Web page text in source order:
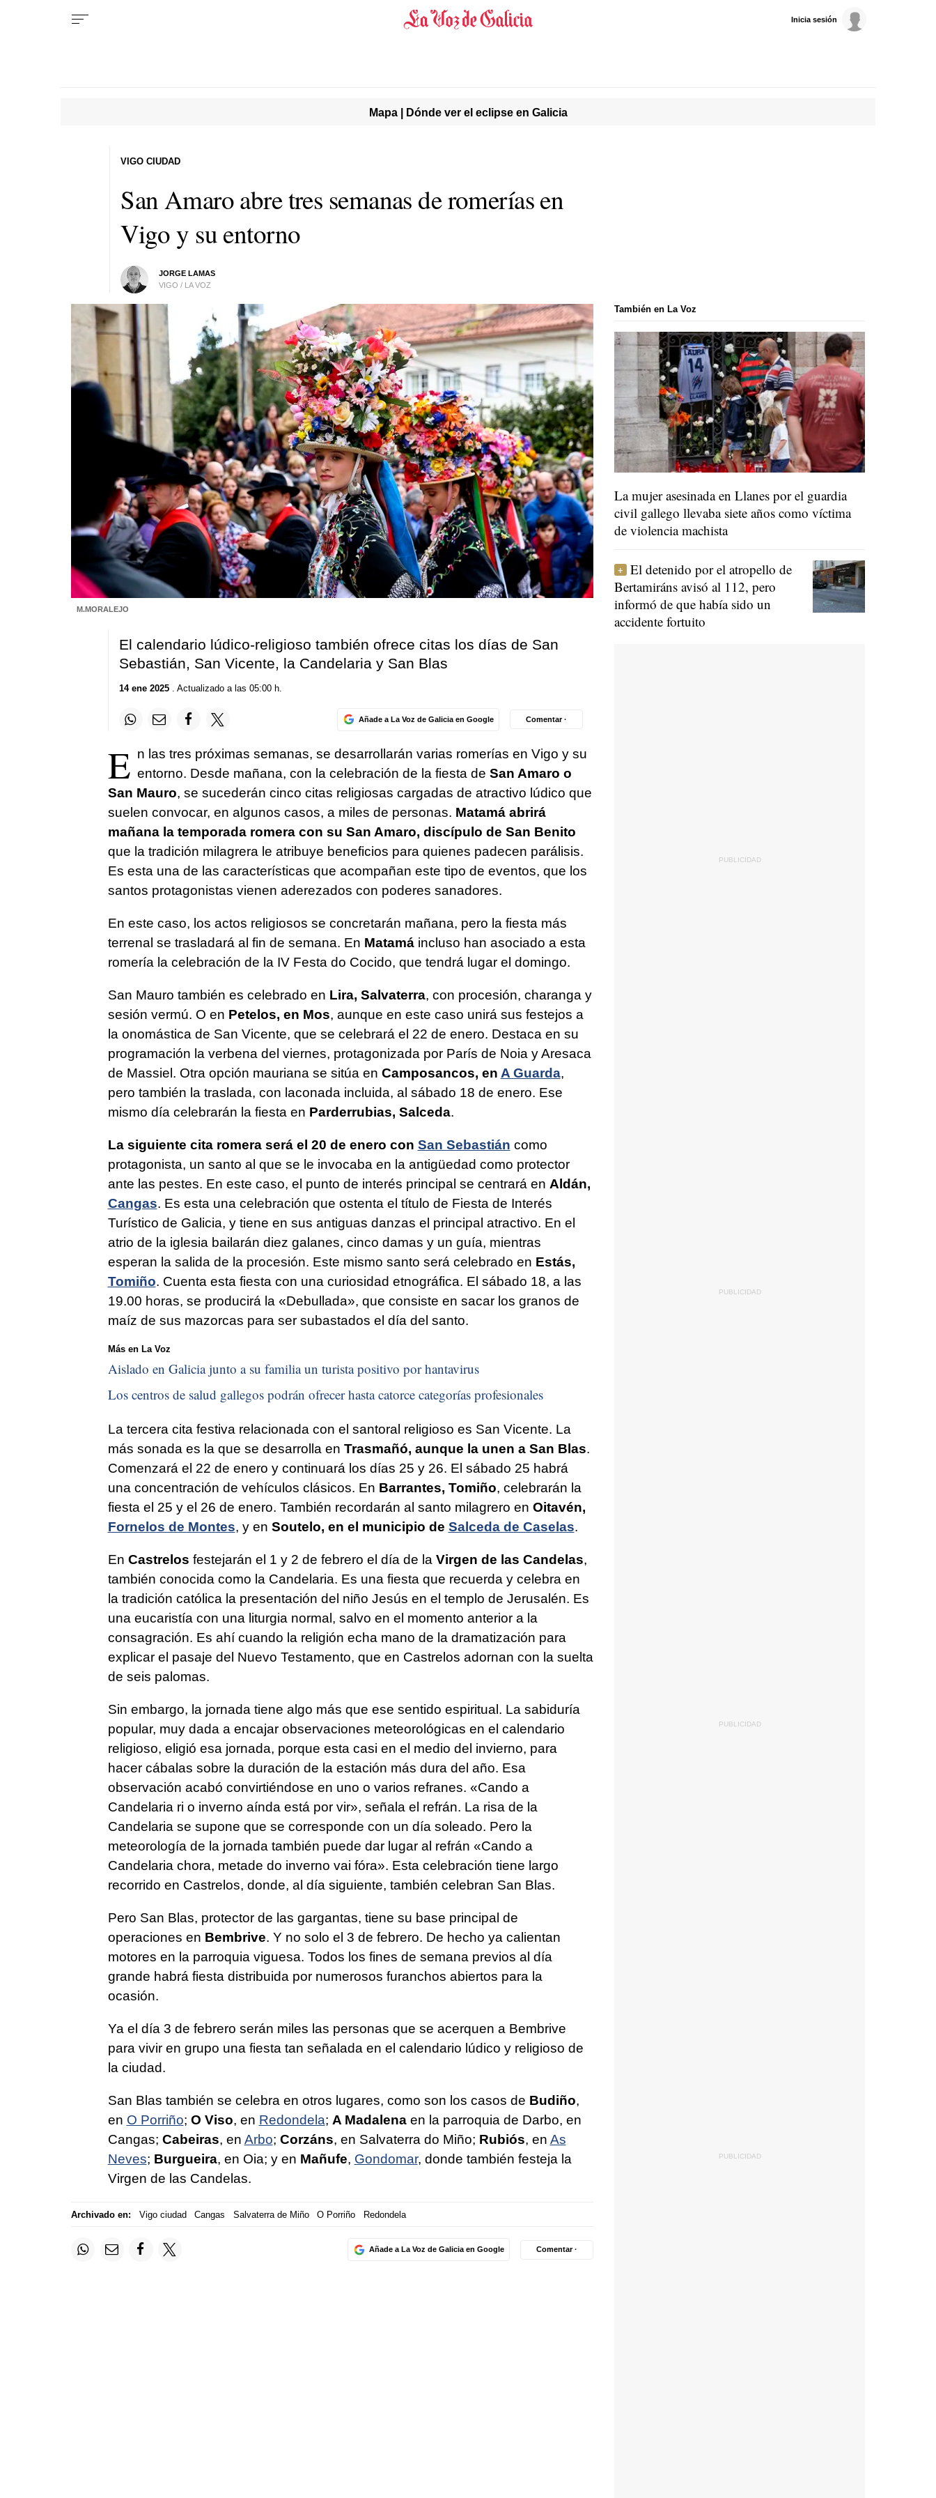
Inicia sesión
Mapa | Dónde ver el eclipse en Galicia
San Amaro abre tres semanas de romerías en
Vigo y su entorno
JORGE LAMAS
VIGO / LA VOZ
VIGO CIUDAD
M.MORALEJO
El calendario lúdico-religioso también ofrece citas los días de San
Sebastián, San Vicente, la Candelaria y San Blas
14 ene 2025. Actualizado a las 05:00 h.
Añade a La Voz de Galicia en Google Comentar ·
E n las tres próximas semanas, se desarrollarán varias romerías en Vigo y su
entorno. Desde mañana, con la celebración de la fiesta de San Amaro o
San Mauro, se sucederán cinco citas religiosas cargadas de atractivo lúdico que
suelen convocar, en algunos casos, a miles de personas. Matamá abrirá
mañana la temporada romera con su San Amaro, discípulo de San Benito
que la tradición milagrera le atribuye beneficios para quienes padecen parálisis.
Es esta una de las características que acompañan este tipo de eventos, que los
santos protagonistas vienen aderezados con poderes sanadores.
En este caso, los actos religiosos se concretarán mañana, pero la fiesta más
terrenal se trasladará al fin de semana. En Matamáincluso han asociado a esta
romería la celebración de la IV Festa do Cocido, que tendrá lugar el domingo.
San Mauro también es celebrado en Lira, Salvaterra, con procesión, charanga y
sesión vermú. O en Petelos, en Mos, aunque en este caso unirá sus festejos a
la onomástica de San Vicente, que se celebrará el 22 de enero. Destaca en su
programación la verbena del viernes, protagonizada por París de Noia y Aresaca
de Massiel. Otra opción mauriana se sitúa en Camposancos, en A Guarda,
pero también la traslada, con laconada incluida, al sábado 18 de enero. Ese
mismo día celebrarán la fiesta en Parderrubias, Salceda.
La siguiente cita romera será el 20 de enero con San Sebastián como
protagonista, un santo al que se le invocaba en la antigüedad como protector
ante las pestes. En este caso, el punto de interés principal se centrará en Aldán,
Cangas. Es esta una celebración que ostenta el título de Fiesta de Interés
Turístico de Galicia, y tiene en sus antiguas danzas el principal atractivo. En el
atrio de la iglesia bailarán diez galanes, cinco damas y un guía, mientras
esperan la salida de la procesión. Este mismo santo será celebrado en Estás,
Tomiño. Cuenta esta fiesta con una curiosidad etnográfica. El sábado 18, a las
19.00 horas, se producirá la «Debullada», que consiste en sacar los granos de
maíz de sus mazorcas para ser subastados el día del santo.
Más en La Voz
Aislado en Galicia junto a su familia un turista positivo por hantavirus
Los centros de salud gallegos podrán ofrecer hasta catorce categorías profesionales
La tercera cita festiva relacionada con el santoral religioso es San Vicente. La
más sonada es la que se desarrolla en Trasmañó, aunque la unen a San Blas.
Comenzará el 22 de enero y continuará los días 25 y 26. El sábado 25 habrá
una concentración de vehículos clásicos. En Barrantes, Tomiño, celebrarán la
fiesta el 25 y el 26 de enero. También recordarán al santo milagrero en Oitavén,
Fornelos de Montes, y en Soutelo, en el municipio de Salceda de Caselas.
En Castrelos festejarán el 1 y 2 de febrero el día de la Virgen de las Candelas,
también conocida como la Candelaria. Es una fiesta que recuerda y celebra en
la tradición católica la presentación del niño Jesús en el templo de Jerusalén. Es
una eucaristía con una liturgia normal, salvo en el momento anterior a la
consagración. Es ahí cuando la religión echa mano de la dramatización para
explicar el pasaje del Nuevo Testamento, que en Castrelos adornan con la suelta
de seis palomas.
Sin embargo, la jornada tiene algo más que ese sentido espiritual. La sabiduría
popular, muy dada a encajar observaciones meteorológicas en el calendario
religioso, eligió esa jornada, porque esta casi en el medio del invierno, para
hacer cábalas sobre la duración de la estación más dura del año. Esa
observación acabó convirtiéndose en uno o varios refranes. «Cando a
Candelaria ri o inverno aínda está por vir», señala el refrán. La risa de la
Candelaria se supone que se corresponde con un día soleado. Pero la
meteorología de la jornada también puede dar lugar al refrán «Cando a
Candelaria chora, metade do inverno vai fóra». Esta celebración tiene largo
recorrido en Castrelos, donde, al día siguiente, también celebran San Blas.
Pero San Blas, protector de las gargantas, tiene su base principal de
operaciones en Bembrive. Y no solo el 3 de febrero. De hecho ya calientan
motores en la parroquia viguesa. Todos los fines de semana previos al día
grande habrá fiesta distribuida por numerosos furanchos abiertos para la
ocasión.
Ya el día 3 de febrero serán miles las personas que se acerquen a Bembrive
para vivir en grupo una fiesta tan señalada en el calendario lúdico y religioso de
la ciudad.
San Blas también se celebra en otros lugares, como son los casos de Budiño,
en O Porriño; O Viso, en Redondela; A Madalenaen la parroquia de Darbo, en
Cangas; Cabeiras, en Arbo; Corzáns, en Salvaterra do Miño; Rubiós, en As
Neves; Burgueira, en Oia; y en Mañufe, Gondomar, donde también festeja la
Virgen de las Candelas.
Archivado en: Vigo ciudad Cangas Salvaterra de Miño O Porriño Redondela
Añade a La Voz de Galicia en Google Comentar ·
También en La Voz
La mujer asesinada en Llanes por el guardia
civil gallego llevaba siete años como víctima
de violencia machista
El detenido por el atropello de
Bertamiráns avisó al 112, pero
informó de que había sido un
accidente fortuito